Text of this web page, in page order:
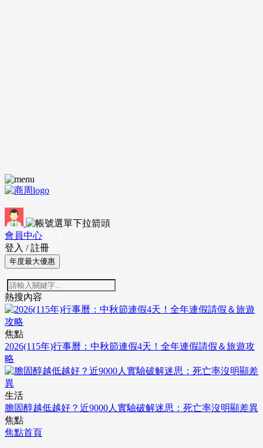
會員中心
登入 / 註冊
年度最大優惠
熱搜內容
焦點
2026(115年)行事曆：中秋節連假4天！全年連假請假＆旅遊攻
略
生活
膽固醇越低越好？近9000人實驗破解迷思：死亡率沒明顯差異
焦點
焦點首頁